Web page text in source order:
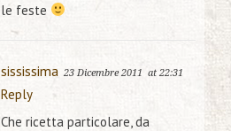
le feste
sississima 23 Dicembre 2011 at 22:31
Reply
Che ricetta particolare, da